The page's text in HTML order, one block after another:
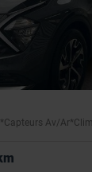
Av/